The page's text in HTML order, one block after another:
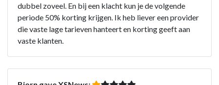
dubbel zoveel. En bij een klacht kun je de volgende
periode 50% korting krijgen. Ik heb liever een provider
die vaste lage tarieven hanteert en korting geeft aan
vaste klanten.